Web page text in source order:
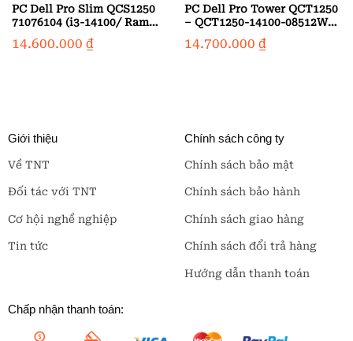
PC Dell Pro Slim QCS1250
71076104 (i3-14100/ Ram
8GB/ SSD 512GB/ Windows
11 Home/ 1Y)
14.600.000 ₫
PC Dell Pro Tower QCT1250
– QCT1250-14100-08512W
(i3-14100/ Ram 8GB/ SSD
512GB/ Windows 11 Pro)
14.700.000 ₫
Giới thiệu
Về TNT
Đối tác với TNT
Cơ hội nghề nghiệp
Tin tức
Chính sách công ty
Chính sách bảo mật
Chính sách bảo hành
Chính sách giao hàng
Chính sách đổi trả hàng
Hướng dẫn thanh toán
Chấp nhận thanh toán: